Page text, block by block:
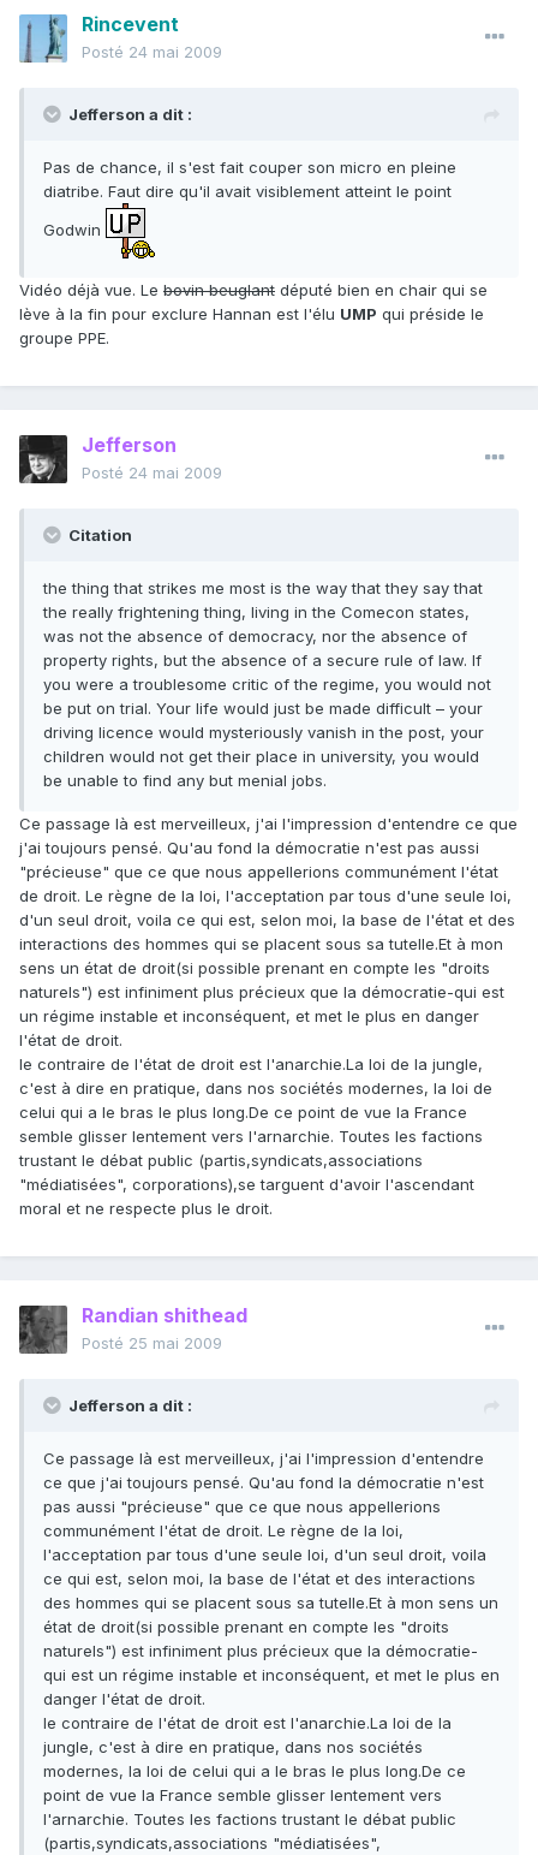
Rincevent
Posté 24 mai 2009
Jefferson a dit :
Pas de chance, il s'est fait couper son micro en pleine
diatribe. Faut dire qu'il avait visiblement atteint le point
Godwin
Vidéo déjà vue. Le bovin beuglant député bien en chair qui se
lève à la fin pour exclure Hannan est l'élu UMP qui préside le
groupe PPE.
Jefferson
Posté 24 mai 2009
Citation
the thing that strikes me most is the way that they say that
the really frightening thing, living in the Comecon states,
was not the absence of democracy, nor the absence of
property rights, but the absence of a secure rule of law. If
you were a troublesome critic of the regime, you would not
be put on trial. Your life would just be made difficult – your
driving licence would mysteriously vanish in the post, your
children would not get their place in university, you would
be unable to find any but menial jobs.
Ce passage là est merveilleux, j'ai l'impression d'entendre ce que
j'ai toujours pensé. Qu'au fond la démocratie n'est pas aussi
"précieuse" que ce que nous appellerions communément l'état
de droit. Le règne de la loi, l'acceptation par tous d'une seule loi,
d'un seul droit, voila ce qui est, selon moi, la base de l'état et des
interactions des hommes qui se placent sous sa tutelle.Et à mon
sens un état de droit(si possible prenant en compte les "droits
naturels") est infiniment plus précieux que la démocratie-qui est
un régime instable et inconséquent, et met le plus en danger
l'état de droit.
le contraire de l'état de droit est l'anarchie.La loi de la jungle,
c'est à dire en pratique, dans nos sociétés modernes, la loi de
celui qui a le bras le plus long.De ce point de vue la France
semble glisser lentement vers l'arnarchie. Toutes les factions
trustant le débat public (partis,syndicats,associations
"médiatisées", corporations),se targuent d'avoir l'ascendant
moral et ne respecte plus le droit.
Randian shithead
Posté 25 mai 2009
Jefferson a dit :
Ce passage là est merveilleux, j'ai l'impression d'entendre
ce que j'ai toujours pensé. Qu'au fond la démocratie n'est
pas aussi "précieuse" que ce que nous appellerions
communément l'état de droit. Le règne de la loi,
l'acceptation par tous d'une seule loi, d'un seul droit, voila
ce qui est, selon moi, la base de l'état et des interactions
des hommes qui se placent sous sa tutelle.Et à mon sens un
état de droit(si possible prenant en compte les "droits
naturels") est infiniment plus précieux que la démocratie-
qui est un régime instable et inconséquent, et met le plus en
danger l'état de droit.
le contraire de l'état de droit est l'anarchie.La loi de la
jungle, c'est à dire en pratique, dans nos sociétés
modernes, la loi de celui qui a le bras le plus long.De ce
point de vue la France semble glisser lentement vers
l'arnarchie. Toutes les factions trustant le débat public
(partis,syndicats,associations "médiatisées",